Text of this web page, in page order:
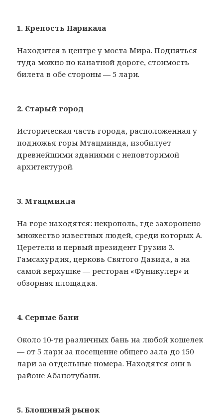
1. Крепость Нарикала
Находится в центре у моста Мира. Подняться
туда можно по канатной дороге, стоимость
билета в обе стороны — 5 лари.
2. Старый город
Историческая часть города, расположенная у
подножья горы Мтацминда, изобилует
древнейшими зданиями с неповторимой
архитектурой.
3. Мтацминда
На горе находятся: некрополь, где захоронено
множество известных людей, среди которых А.
Церетели и первый президент Грузии З.
Гамсахурдия, церковь Святого Давида, а на
самой верхушке — ресторан «Фуникулер» и
обзорная площадка.
4. Серные бани
Около 10-ти различных бань на любой кошелек
— от 5 лари за посещение общего зала до 150
лари за отдельные номера. Находятся они в
районе Абанотубани.
5. Блошиный рынок